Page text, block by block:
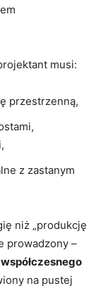
musi:
przestrzenną,
z zastanym
niż „produkcję
prowadzony –
na pustej